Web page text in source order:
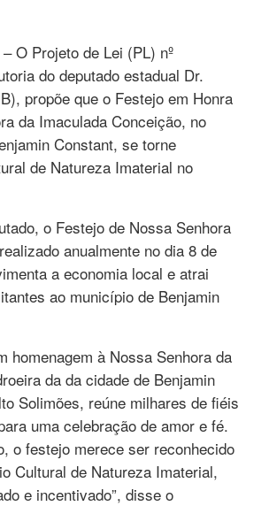
O Projeto de Lei (PL) nº
do deputado estadual Dr.
propõe que o Festejo em Honra
da Imaculada Conceição, no
Constant, se torne
de Natureza Imaterial no
o Festejo de Nossa Senhora
anualmente no dia 8 de
a economia local e atrai
ao município de Benjamin
homenagem à Nossa Senhora da
da da cidade de Benjamin
Solimões, reúne milhares de fiéis
uma celebração de amor e fé.
o festejo merece ser reconhecido
Cultural de Natureza Imaterial,
e incentivado”, disse o